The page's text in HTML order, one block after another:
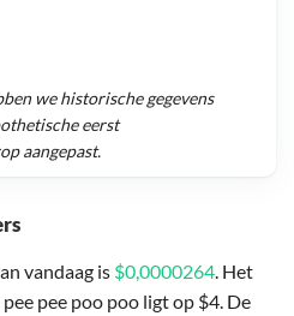
vandaag is $0,0000264. Het
pee poo poo ligt op $4. De
we historische gegevens
eerst
aangepast.